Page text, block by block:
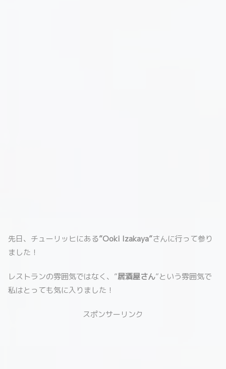
先日、チューリッヒにある”Ooki Izakaya”さんに行って参り
ました！
レストランの雰囲気ではなく、”居酒屋さん”という雰囲気で
私はとっても気に入りました！
スポンサーリンク